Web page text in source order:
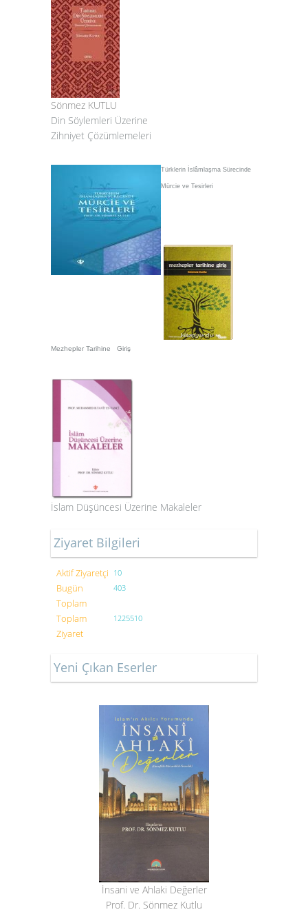
Sönmez KUTLU
Din Söylemleri Üzerine
Zihniyet Çözümlemeleri
Türklerin İslâmlaşma Sürecinde
Mürcie ve Tesirleri
Mezhepler Tarihine Giriş
İslam Düşüncesi Üzerine Makaleler
Ziyaret Bilgileri
Aktif Ziyaretçi 10
Bugün
Toplam
403
Toplam
Ziyaret
1225510
Yeni Çıkan Eserler
İnsani ve Ahlaki Değerler
Prof. Dr. Sönmez Kutlu